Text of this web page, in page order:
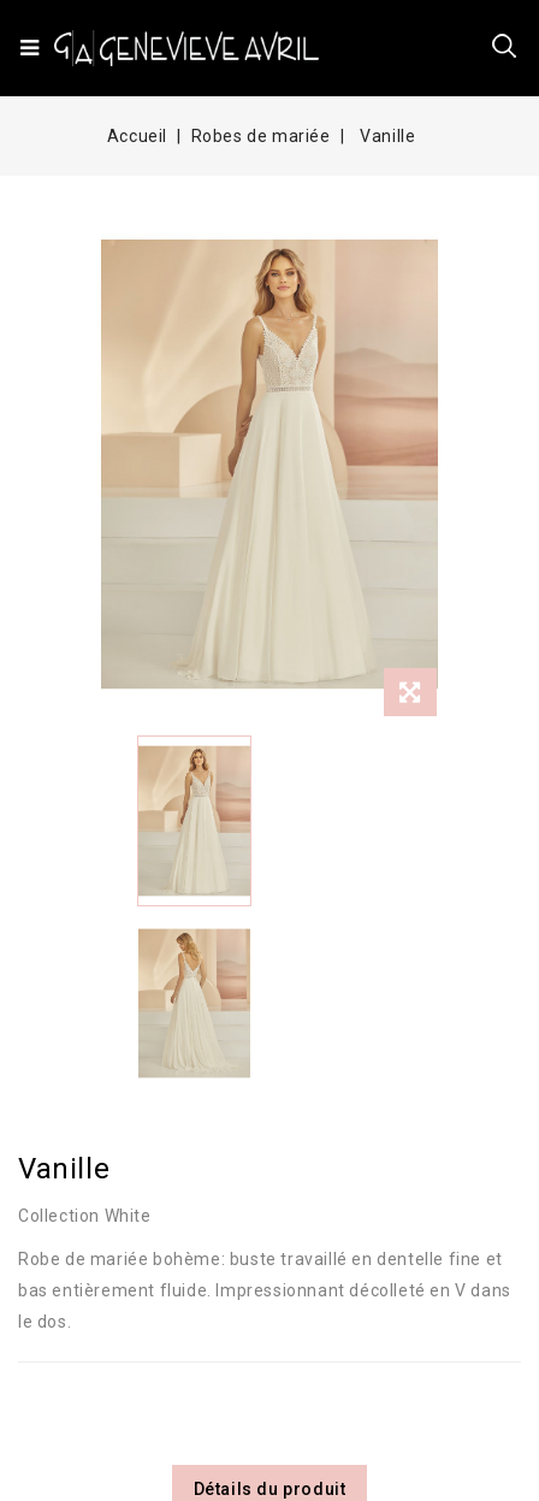
Accueil Robes de mariée Vanille
Vanille
Collection White
Robe de mariée bohème: buste travaillé en dentelle fine et
bas entièrement fluide. Impressionnant décolleté en V dans
le dos.
Détails du produit